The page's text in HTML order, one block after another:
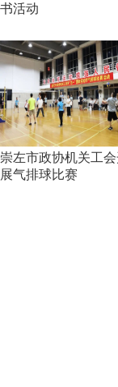
书活动
崇左市政协机关工
展气排球比赛